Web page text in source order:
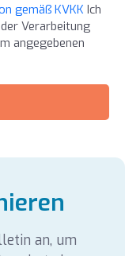
gemäß KVKK Ich
Verarbeitung
angegebenen
an, um